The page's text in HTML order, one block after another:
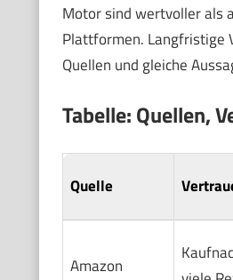
Motor sind wertvoller als
Plattformen. Langfristige
Quellen und gleiche
Tabelle: Quellen,
Quelle
Amazon